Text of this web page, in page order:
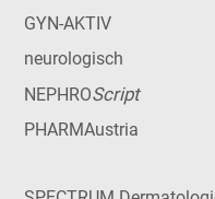
GYN-AKTIV
neurologisch
NEPHROScript
PHARMAustria